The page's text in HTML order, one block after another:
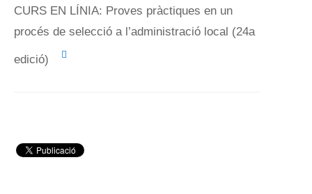
CURS EN LÍNIA: Proves pràctiques en un
procés de selecció a l’administració local (24a
edició)